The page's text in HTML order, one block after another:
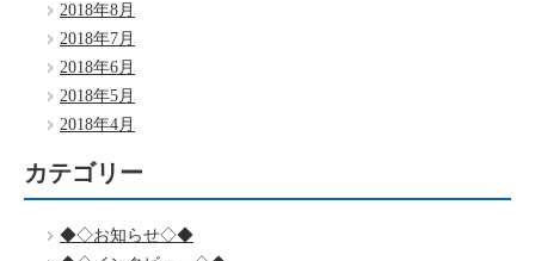
2018年8月
2018年7月
2018年6月
2018年5月
2018年4月
カテゴリー
◆◇お知らせ◇◆